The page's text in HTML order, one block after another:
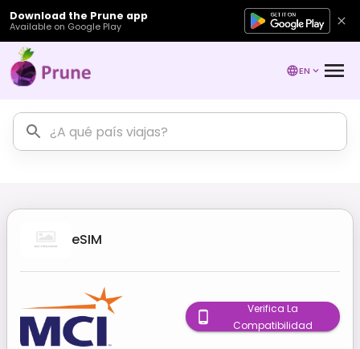
Download the Prune app
Available on Google Play
EN
eSIM
Verifica La
Compatibilidad